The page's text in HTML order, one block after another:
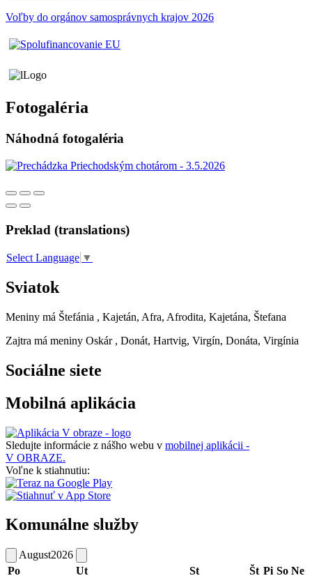
Voľby do orgánov samosprávnych krajov 2026
Fotogaléria
Náhodná fotogaléria
Preklad (translations)
Select Language ▼
Sviatok
Meniny má Štefánia , Kajetán, Afra, Afrodita, Kajetána, Štefana
Zajtra má meniny Oskár , Donát, Hartvig, Virgín, Donáta, Virgínia
Sociálne siete
Mobilná aplikácia
Sledujte informácie z nášho webu v mobilnej aplikácii -
V OBRAZE.
Voľne k stiahnutiu:
Komunálne služby
August2026
Po
Ut St Št Pi So Ne